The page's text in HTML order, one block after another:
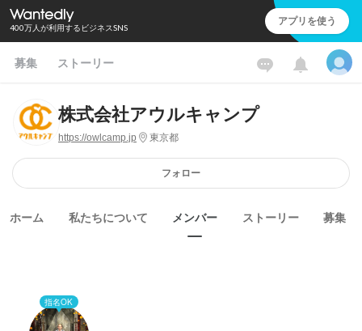
400万人が利用するビジネスSNS アプリを使う
募集 ストーリー
株式会社アウルキャンプ
https://owlcamp.jp 東京都
フォロー
ホーム 私たちについて メンバー ストーリー 募集
指名OK